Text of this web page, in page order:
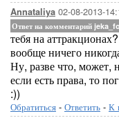
Annataliya 02-08-2013-
Ответ на комментарий
тебя на
вообще ничего
Ну, разве что, может,
если есть права, то
:))
Обратиться - Ответить - К